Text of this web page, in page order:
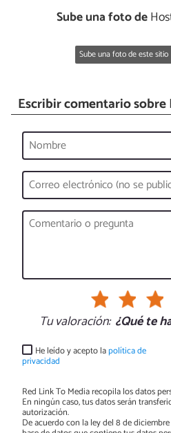
Sube una foto de
Sube una foto de este sitio
Escribir comentario sobre
Tu valoración: ¿Qué te
He leído y acepto lapolítica de
privacidad
Red Link To Media recopila los datos
En ningún caso, tus datos serán
autorización.
De acuerdo con la ley del 8 de